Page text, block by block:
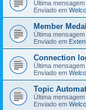
Última
Enviado em
Member
Última
Enviado em
Connection
Última
Enviado em
Topic
Última
Enviado em